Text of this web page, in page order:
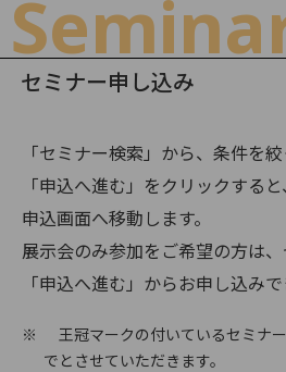
セミナー申し込み
「セミナー検索」から、条件を絞
「申込へ進む」をクリックする
申込画面へ移動します。
展示会のみ参加をご希望の方は
「申込へ進む」からお申し込みで
※
王冠マークの付いているセミナ
でとさせていただきます。